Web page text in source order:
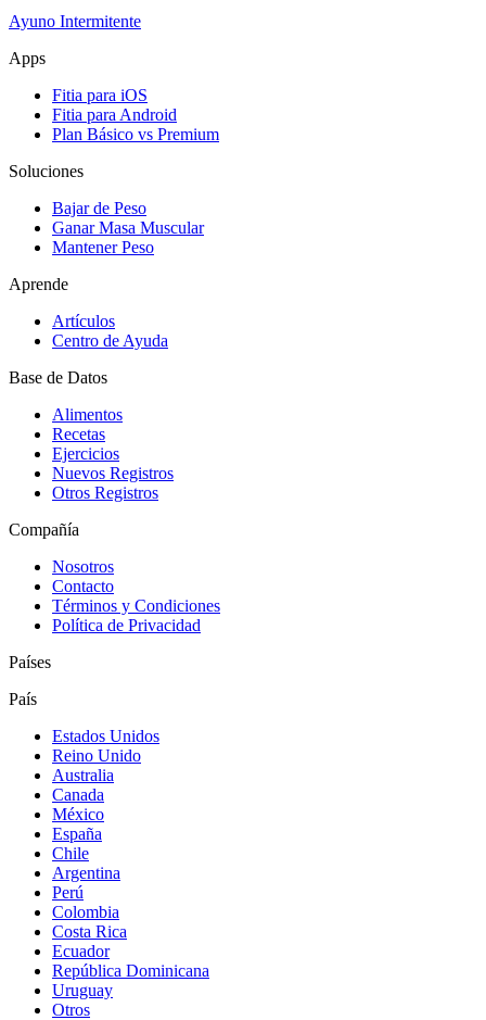
Ayuno Intermitente
Apps
Fitia para iOS
Fitia para Android
Plan Básico vs Premium
Soluciones
Bajar de Peso
Ganar Masa Muscular
Mantener Peso
Aprende
Artículos
Centro de Ayuda
Base de Datos
Alimentos
Recetas
Ejercicios
Nuevos Registros
Otros Registros
Compañía
Nosotros
Contacto
Términos y Condiciones
Política de Privacidad
Países
País
Estados Unidos
Reino Unido
Australia
Canada
México
España
Chile
Argentina
Perú
Colombia
Costa Rica
Ecuador
República Dominicana
Uruguay
Otros